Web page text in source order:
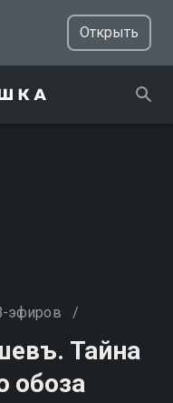
Открыть
эфиров /
Тайна
обоза